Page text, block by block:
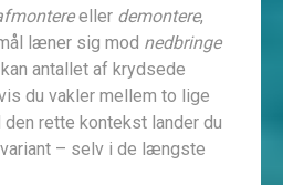
eller demontere,
læner sig mod nedbringe
antallet af krydsede
du vakler mellem to lige
rette kontekst lander du
– selv i de længste